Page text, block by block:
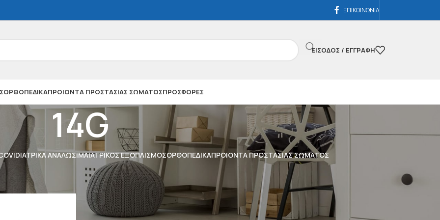
ΕΠΙΚΟΙΝΩΝΙΑ
ΕΊΣΟΔΟΣ / ΕΓΓΡΑΦΉ
ΟΡΘΟΠΕΔΙΚΑΠΡΟΙΟΝΤΑ ΠΡΟΣΤΑΣΙΑΣ ΣΩΜΑΤΟΣΠΡΟΣΦΟΡΕΣ
14G
ΙΑΤΡΙΚΑ ΑΝΑΛΩΣΙΜΑΙΑΤΡΙΚΟΣ ΕΞΟΠΛΙΣΜΟΣΟΡΘΟΠΕΔΙΚΑΠΡΟΙΟΝΤΑ ΠΡΟΣΤΑΣΙΑΣ ΣΩΜΑΤΟΣ